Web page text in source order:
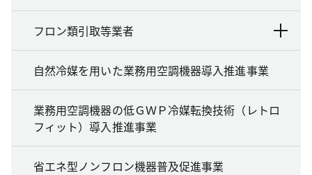
フロン類引取等業者
自然冷媒を用いた業務用空調機器導入推進事業
業務用空調機器の低ＧＷＰ冷媒転換技術（レトロ
フィット）導入推進事業
省エネ型ノンフロン機器普及促進事業